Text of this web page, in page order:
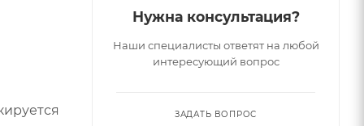
Нужна консультация?
Наши специалисты ответят на любой
интересующий вопрос
ЗАДАТЬ ВОПРОС